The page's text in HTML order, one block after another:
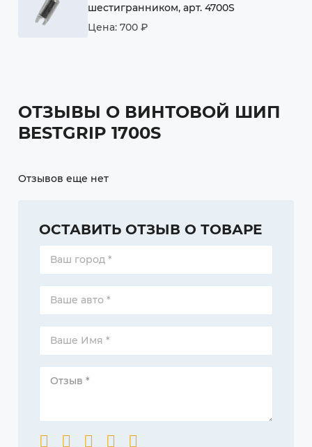
шестигранником, арт. 4700S
Цена: 700 ₽
ОСТАВИТЬ ОТЗЫВ О ТОВАРЕ
ОТЗЫВЫ О ВИНТОВОЙ ШИП
BESTGRIP 1700S
Отзывов еще нет